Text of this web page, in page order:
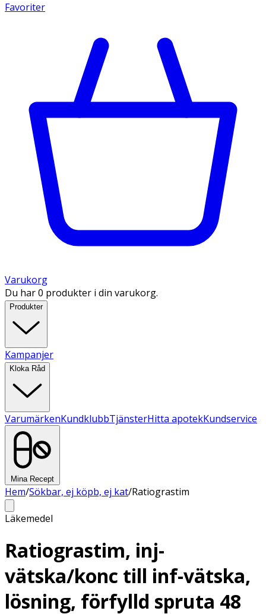
Favoriter
Varukorg
Du har 0 produkter i din varukorg.
Produkter
Kampanjer
Kloka Råd
VarumärkenKundklubbTjänsterHitta apotekKundservice
Mina Recept
Hem/Sökbar, ej köpb, ej kat/Ratiograstim
Läkemedel
Ratiograstim, inj-
vätska/konc till inf-vätska,
lösning, förfylld spruta 48